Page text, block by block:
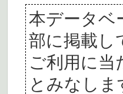
本データベ
部に掲載し
ご利用に当
とみなしま